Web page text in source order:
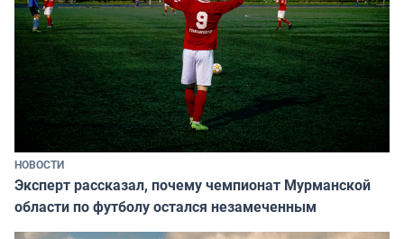
НОВОСТИ
Эксперт рассказал, почему чемпионат Мурманской
области по футболу остался незамеченным